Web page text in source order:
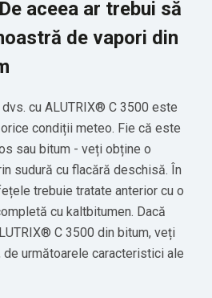
aceea ar trebui să
de vapori din
cu ALUTRIX® C 3500 este
condiții meteo. Fie că este
sau bitum - veți obține o
sudură cu flacără deschisă. În
trebuie tratate anterior cu o
cu kaltbitumen. Dacă
C 3500 din bitum, veți
următoarele caracteristici ale